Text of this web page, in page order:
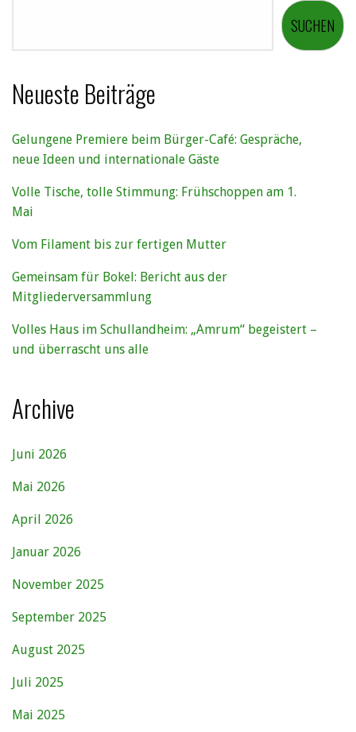
SUCHEN
Neueste Beiträge
Gelungene Premiere beim Bürger-Café: Gespräche,
neue Ideen und internationale Gäste
Volle Tische, tolle Stimmung: Frühschoppen am 1.
Mai
Vom Filament bis zur fertigen Mutter
Gemeinsam für Bokel: Bericht aus der
Mitgliederversammlung
Volles Haus im Schullandheim: „Amrum“ begeistert –
und überrascht uns alle
Archive
Juni 2026
Mai 2026
April 2026
Januar 2026
November 2025
September 2025
August 2025
Juli 2025
Mai 2025